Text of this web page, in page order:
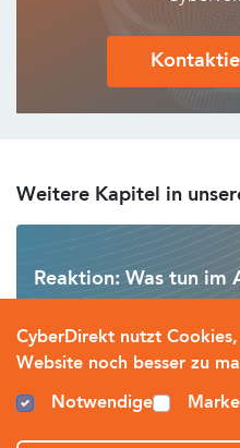
Weitere Kapitel in
Reaktion: Was tun im
sollten, um Schäden
handlungsfähig zu
CyberDirekt nutzt
Website noch besser zu
Notwendige